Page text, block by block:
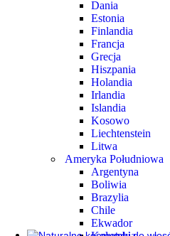
Maroko
Mauritius
Republika
Republika
Seszele
Tanzania
Tunezja
Ameryka Południowa
Argentyna
Boliwia
Brazylia
Chile
Ekwador
Kolumbia
Paragwaj
Peru
Urugwaj
Wenezuela
Dania
Estonia
Finlandia
Francja
Grecja
Hiszpania
Holandia
Irlandia
Islandia
Kosowo
Liechtenstein
Litwa
Ameryka Południowa
Argentyna
Boliwia
Brazylia
Chile
Ekwador